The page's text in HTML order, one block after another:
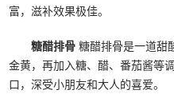
富，滋补效果极佳。
糖醋排骨 糖醋排骨是一道甜
金黄，再加入糖、醋、番茄酱等
口，深受小朋友和大人的喜爱。